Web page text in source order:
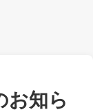
お知ら